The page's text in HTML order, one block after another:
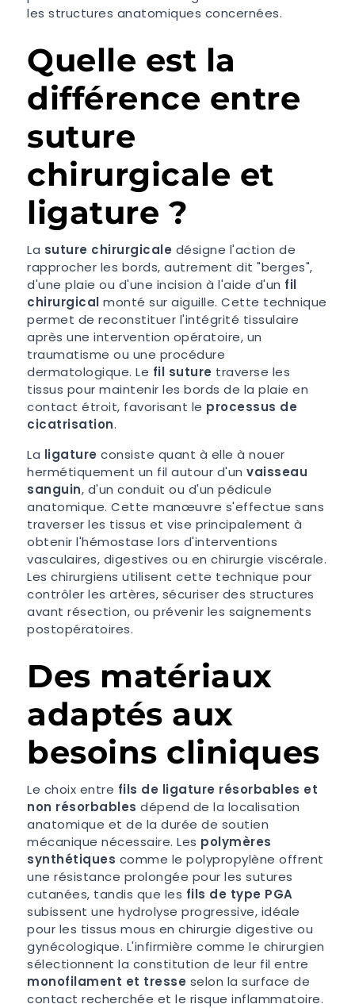
les structures anatomiques concernées.
Quelle est la
différence entre
suture
chirurgicale et
ligature ?
La suture chirurgicale désigne l'action de
rapprocher les bords, autrement dit "berges",
d'une plaie ou d'une incision à l'aide d'un fil
chirurgical monté sur aiguille. Cette technique
permet de reconstituer l'intégrité tissulaire
après une intervention opératoire, un
traumatisme ou une procédure
dermatologique. Le fil suture traverse les
tissus pour maintenir les bords de la plaie en
contact étroit, favorisant le processus de
cicatrisation.
La ligature consiste quant à elle à nouer
hermétiquement un fil autour d'un vaisseau
sanguin, d'un conduit ou d'un pédicule
anatomique. Cette manœuvre s'effectue sans
traverser les tissus et vise principalement à
obtenir l'hémostase lors d'interventions
vasculaires, digestives ou en chirurgie viscérale.
Les chirurgiens utilisent cette technique pour
contrôler les artères, sécuriser des structures
avant résection, ou prévenir les saignements
postopératoires.
Des matériaux
adaptés aux
besoins cliniques
Le choix entre fils de ligature résorbables et
non résorbables dépend de la localisation
anatomique et de la durée de soutien
mécanique nécessaire. Les polymères
synthétiques comme le polypropylène offrent
une résistance prolongée pour les sutures
cutanées, tandis que les fils de type PGA
subissent une hydrolyse progressive, idéale
pour les tissus mous en chirurgie digestive ou
gynécologique. L'infirmière comme le chirurgien
sélectionnent la constitution de leur fil entre
monofilament et tresse selon la surface de
contact recherchée et le risque inflammatoire.